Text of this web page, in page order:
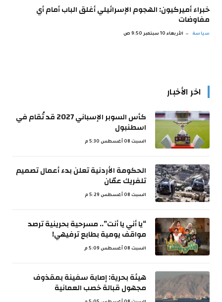
خبراء أميركيون: الهجوم الإسرائيلي أغلق الباب أمام أي
مفاوضات
سياسة الأربعاء 10 سبتمبر 9:50 ص
اخر الأخبار
كأس السوبر الإسباني 2027 قد تُقام في
اسطنبول
السبت 08 أغسطس 5:30 م
الحكومة الأردنية تعلن بدء أعمال تصميم
تلفريك عمّان
السبت 08 أغسطس 5:29 م
“يا أني يا أنت”.. مسرحية بحرينية ترصد
مواقف يومية بطابع ترفيهي!
السبت 08 أغسطس 5:09 م
هيئة بحرية: إصابة سفينة بمقذوف
مجهول قبالة خصب العمانية